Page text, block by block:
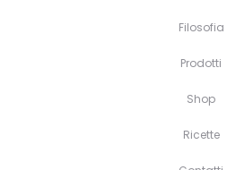
Filosofia
Prodotti
Shop
Ricette